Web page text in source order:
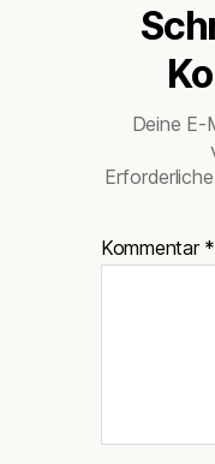
Deine E-
Kommentar *